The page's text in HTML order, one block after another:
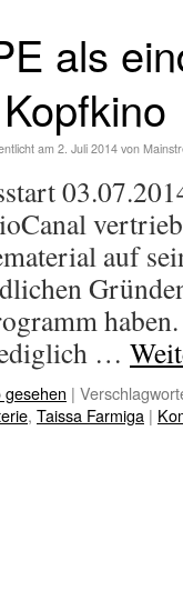
als
Kopfkino
am 2. Juli 2014 von
auf
…
gesehen |
, Taissa Farmiga |